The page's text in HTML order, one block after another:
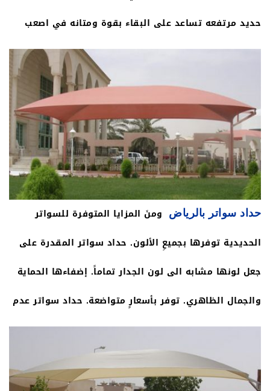
حديد مرتفعه تساعد على البقاء بقوة ومتانه في اصعب
الظروف بالصيف والشتاء خلال مواسم العواصف الهوائية
العالية في كل مدن السعودية توفر مؤسستنا السواتر
الحديدية باسعار مناسبة جدا هي الاوفر بمدينة الرياض
ويتم تركيبها بسرعة فائقه بموجب عقد عمل بين مؤسستنا
والعميل يتم تحديد المساحة والمواصفات والالوان
والشروط المطابقة لمعايير الجودة ويتم النفيذ على اكمل
حداد سواتر بالرياض
ومنَ المزايا المتوفرة للسواتر
الحديدية توفرها بجميعِ الألون. حداد سواتر المقدرة على
جعل لونها مشابه الى لون الجدار تماماً. إضفاءها الحماية
والجمال الظاهري. توفر بأسعارٍ متواضعة. حداد سواتر عدم
تغيِّر لونها بمرورِ السنين.